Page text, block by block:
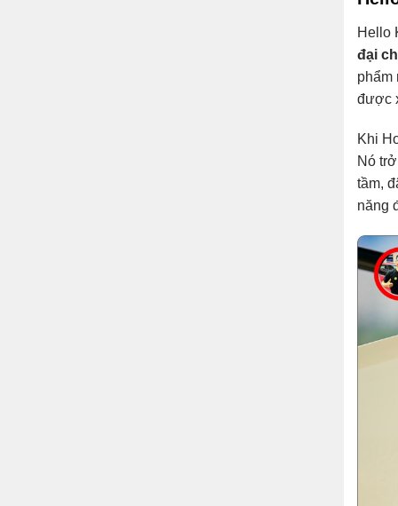
Hello
đại
phẩm
được
Khi
Nó
tầm,
năng